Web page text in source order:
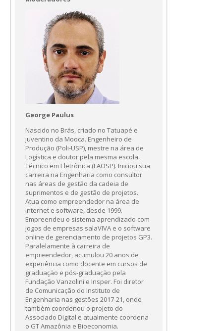
George Paulus
Nascido no Brás, criado no Tatuapé e
juventino da Mooca. Engenheiro de
Produção (Poli-USP), mestre na área de
Logística e doutor pela mesma escola.
Técnico em Eletrônica (LAOSP). Iniciou sua
carreira na Engenharia como consultor
nas áreas de gestão da cadeia de
suprimentos e de gestão de projetos.
Atua como empreendedor na área de
internet e software, desde 1999.
Empreendeu o sistema aprendizado com
jogos de empresas salaVIVA e o software
online de gerenciamento de projetos GP3.
Paralelamente à carreira de
empreendedor, acumulou 20 anos de
experiência como docente em cursos de
graduação e pós-graduação pela
Fundação Vanzolini e Insper. Foi diretor
de Comunicação do Instituto de
Engenharia nas gestões 2017-21, onde
também coordenou o projeto do
Associado Digital e atualmente coordena
o GT Amazônia e Bioeconomia.